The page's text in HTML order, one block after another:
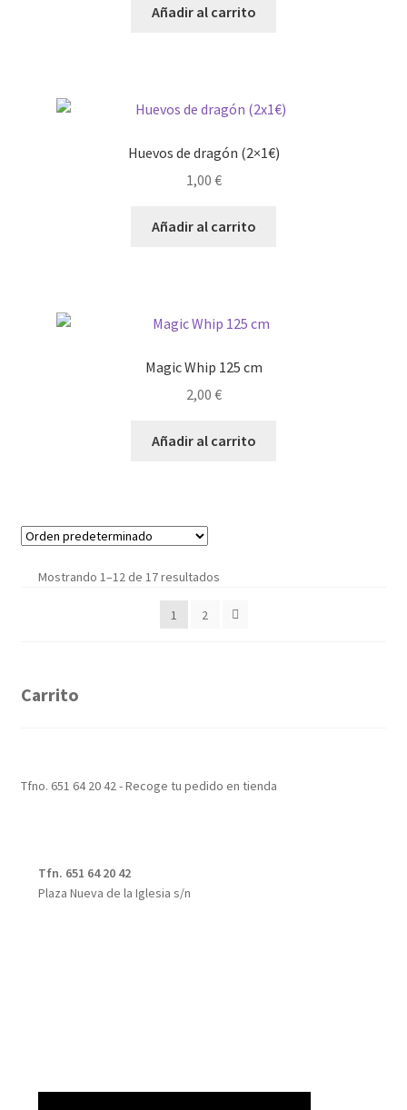
Añadir al carrito
Huevos de dragón (2×1€)
1,00 €
Añadir al carrito
Magic Whip 125 cm
2,00 €
Añadir al carrito
Mostrando 1–12 de 17 resultados
1 2
Carrito
Tfno. 651 64 20 42 - Recoge tu pedido en tienda
Tfn. 651 64 20 42
Plaza Nueva de la Iglesia s/n